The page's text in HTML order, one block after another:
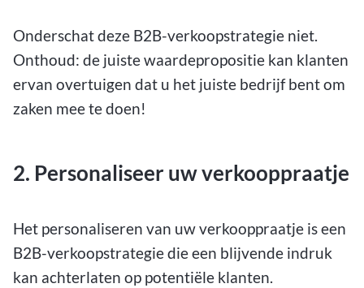
Onderschat deze B2B-verkoopstrategie niet.
Onthoud: de juiste waardepropositie kan klanten
ervan overtuigen dat u het juiste bedrijf bent om
zaken mee te doen!
2. Personaliseer uw verkooppraatje
Het personaliseren van uw verkooppraatje is een
B2B-verkoopstrategie die een blijvende indruk
kan achterlaten op potentiële klanten.